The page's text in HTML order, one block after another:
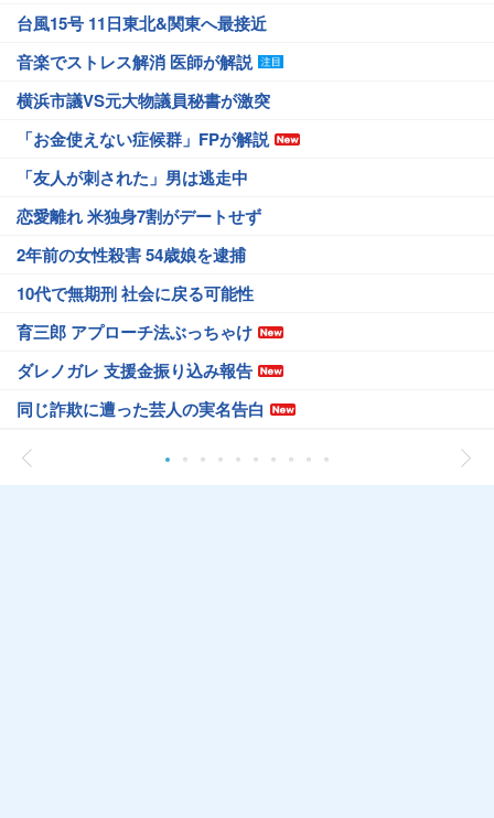
台風15号 11日東北&関東へ最接近
音楽でストレス解消 医師が解説
横浜市議VS元大物議員秘書が激突
「お金使えない症候群」FPが解説
「友人が刺された」男は逃走中
恋愛離れ 米独身7割がデートせず
2年前の女性殺害 54歳娘を逮捕
10代で無期刑 社会に戻る可能性
育三郎 アプローチ法ぶっちゃけ
ダレノガレ 支援金振り込み報告
同じ詐欺に遭った芸人の実名告白